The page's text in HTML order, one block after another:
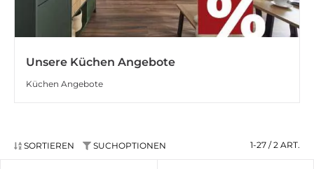
Unsere Küchen Angebote
Küchen Angebote
SORTIEREN SUCHOPTIONEN 1-27 / 2 ART.